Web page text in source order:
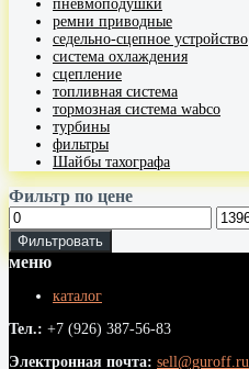
пневмоподушки
ремни приводные
седельно-сцепное устройство
система охлаждения
сцепление
топливная система
тормозная система wabco
турбины
фильтры
Шайбы тахографа
Фильтр по цене
Фильтровать
меню
каталог
Тел.: +7 (926) 387-56-83
Электронная почта: sell@guroff.ru